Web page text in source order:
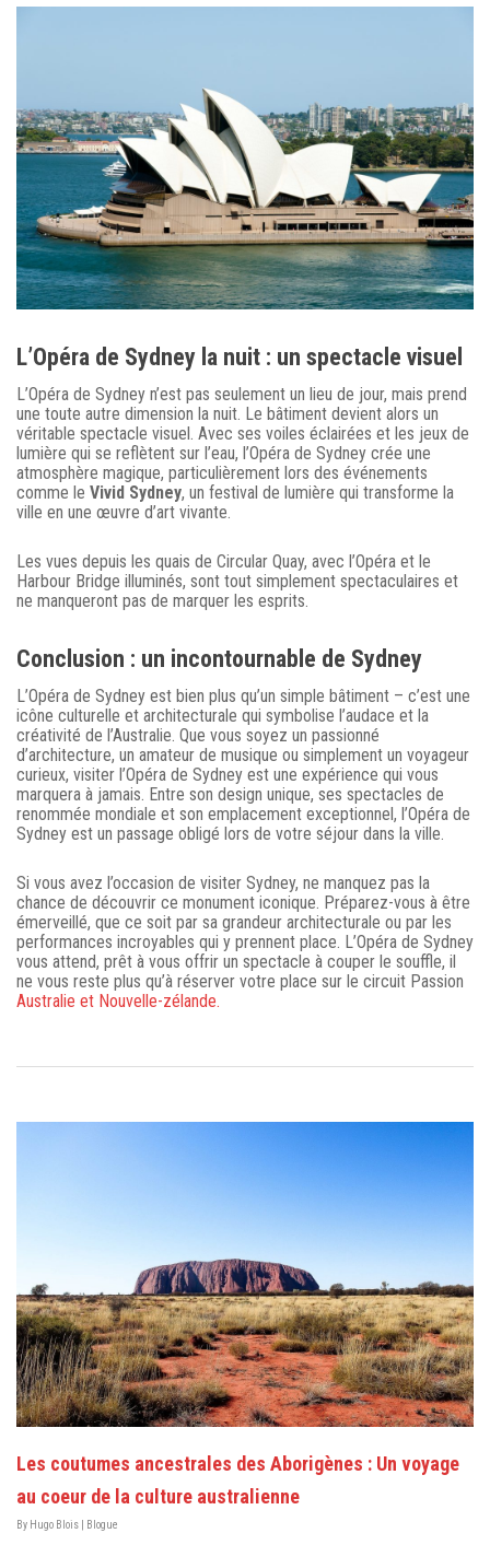
L’Opéra de Sydney la nuit : un spectacle visuel
L’Opéra de Sydney n’est pas seulement un lieu de jour, mais prend
une toute autre dimension la nuit. Le bâtiment devient alors un
véritable spectacle visuel. Avec ses voiles éclairées et les jeux de
lumière qui se reflètent sur l’eau, l’Opéra de Sydney crée une
atmosphère magique, particulièrement lors des événements
comme le Vivid Sydney, un festival de lumière qui transforme la
ville en une œuvre d’art vivante.
Les vues depuis les quais de Circular Quay, avec l’Opéra et le
Harbour Bridge illuminés, sont tout simplement spectaculaires et
ne manqueront pas de marquer les esprits.
Conclusion : un incontournable de Sydney
L’Opéra de Sydney est bien plus qu’un simple bâtiment – c’est une
icône culturelle et architecturale qui symbolise l’audace et la
créativité de l’Australie. Que vous soyez un passionné
d’architecture, un amateur de musique ou simplement un voyageur
curieux, visiter l’Opéra de Sydney est une expérience qui vous
marquera à jamais. Entre son design unique, ses spectacles de
renommée mondiale et son emplacement exceptionnel, l’Opéra de
Sydney est un passage obligé lors de votre séjour dans la ville.
Si vous avez l’occasion de visiter Sydney, ne manquez pas la
chance de découvrir ce monument iconique. Préparez-vous à être
émerveillé, que ce soit par sa grandeur architecturale ou par les
performances incroyables qui y prennent place. L’Opéra de Sydney
vous attend, prêt à vous offrir un spectacle à couper le souffle, il
ne vous reste plus qu’à réserver votre place sur le circuit Passion
Australie et Nouvelle-zélande.
Les coutumes ancestrales des Aborigènes : Un voyage
au coeur de la culture australienne
By Hugo Blois Blogue